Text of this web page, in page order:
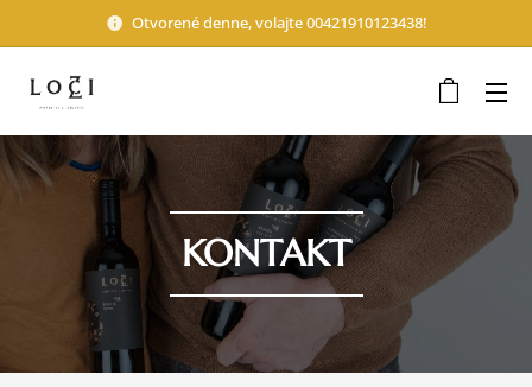
Otvorené denne, volajte 00421910123438!
KONTAKT